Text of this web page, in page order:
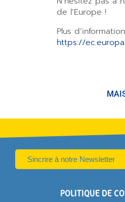
de l’Europe !
Plus
https://
Sincrire à notre Newsletter
POLITIQUE DE